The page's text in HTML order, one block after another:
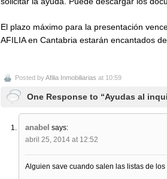
El plazo máximo para la presentación
AFILIA en Cantabria estarán encantados
Posted byAfilia Inmobiliarias at 10:59
One Response to “Ayudas al
anabel says:
abril 25, 2014 at 12:52
Alguien save cuando salen las listas de